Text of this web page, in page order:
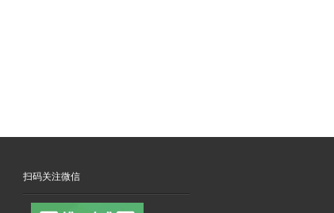
扫码关注微信